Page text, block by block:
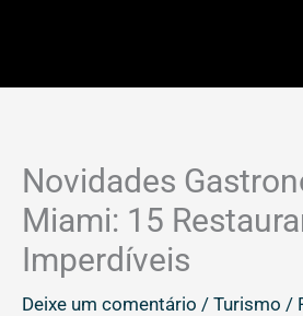
Novidades
Miami: 15
Imperdíveis
Deixe um comentário / Turismo /